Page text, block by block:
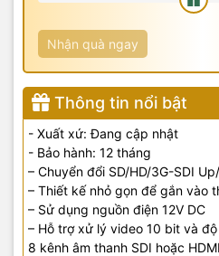
Nhận quà ngay
Thông tin nổi bật
- Xuất xứ: Đang cập nhật
- Bảo hành: 12 tháng
– Chuyển đổi SD/HD/3G-SDI
– Thiết kế nhỏ gọn để gắn vào
– Sử dụng nguồn điện 12V DC
– Hỗ trợ xử lý video 10 bit và
8 kênh âm thanh SDI hoặc